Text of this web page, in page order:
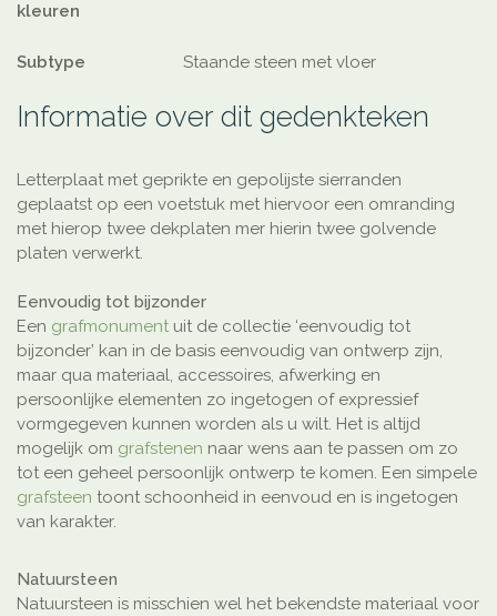
kleuren
Subtype Staande steen met vloer
Informatie over dit gedenkteken
Letterplaat met geprikte en gepolijste sierranden
geplaatst op een voetstuk met hiervoor een omranding
met hierop twee dekplaten mer hierin twee golvende
platen verwerkt.
Eenvoudig tot bijzonder
Een grafmonument uit de collectie ‘eenvoudig tot
bijzonder’ kan in de basis eenvoudig van ontwerp zijn,
maar qua materiaal, accessoires, afwerking en
persoonlijke elementen zo ingetogen of expressief
vormgegeven kunnen worden als u wilt. Het is altijd
mogelijk om grafstenen naar wens aan te passen om zo
tot een geheel persoonlijk ontwerp te komen. Een simpele
grafsteen toont schoonheid in eenvoud en is ingetogen
van karakter.
Natuursteen
Natuursteen is misschien wel het bekendste materiaal voor